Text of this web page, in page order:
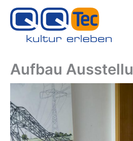
Inhalt
springen
Aufbau